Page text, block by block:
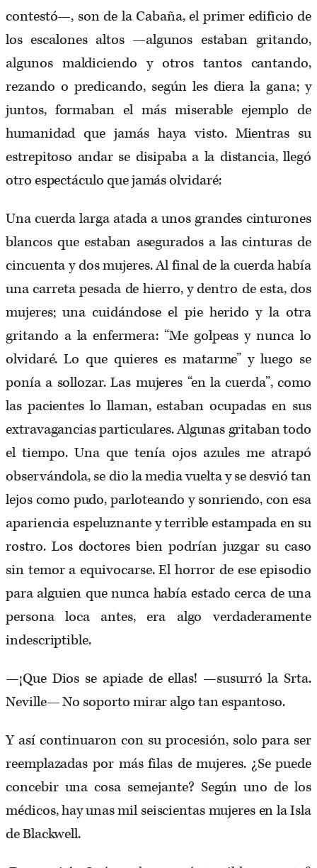
contestó—, son de la Cabaña, el primer edificio de
los escalones altos —algunos estaban gritando,
algunos maldiciendo y otros tantos cantando,
rezando o predicando, según les diera la gana; y
juntos, formaban el más miserable ejemplo de
humanidad que jamás haya visto. Mientras su
estrepitoso andar se disipaba a la distancia, llegó
otro espectáculo que jamás olvidaré:
Una cuerda larga atada a unos grandes cinturones
blancos que estaban asegurados a las cinturas de
cincuenta y dos mujeres. Al final de la cuerda había
una carreta pesada de hierro, y dentro de esta, dos
mujeres; una cuidándose el pie herido y la otra
gritando a la enfermera: “Me golpeas y nunca lo
olvidaré. Lo que quieres es matarme” y luego se
ponía a sollozar. Las mujeres “en la cuerda”, como
las pacientes lo llaman, estaban ocupadas en sus
extravagancias particulares. Algunas gritaban todo
el tiempo. Una que tenía ojos azules me atrapó
observándola, se dio la media vuelta y se desvió tan
lejos como pudo, parloteando y sonriendo, con esa
apariencia espeluznante y terrible estampada en su
rostro. Los doctores bien podrían juzgar su caso
sin temor a equivocarse. El horror de ese episodio
para alguien que nunca había estado cerca de una
persona loca antes, era algo verdaderamente
indescriptible.
—¡Que Dios se apiade de ellas! —susurró la Srta.
Neville— No soporto mirar algo tan espantoso.
Y así continuaron con su procesión, solo para ser
reemplazadas por más filas de mujeres. ¿Se puede
concebir una cosa semejante? Según uno de los
médicos, hay unas mil seiscientas mujeres en la Isla
de Blackwell.